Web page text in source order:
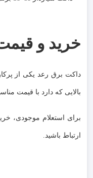
خرید و قیمت
داکت برق رعد یکی از
بالایی که دارد با قیمت
ارتباط باشید.